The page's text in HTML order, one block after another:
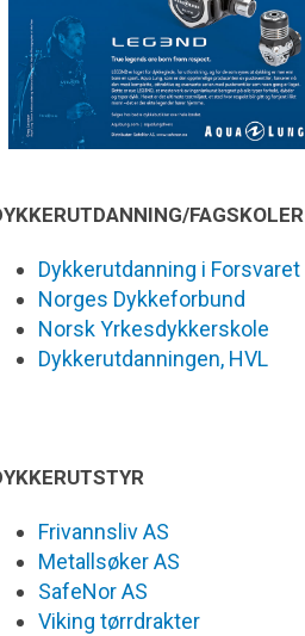
FAGSKOLER
Dykkerutdanning i Forsvaret
Norges Dykkeforbund
Norsk Yrkesdykkerskole
Dykkerutdanningen, HVL
Frivannsliv AS
Metallsøker AS
SafeNor AS
Viking tørrdrakter